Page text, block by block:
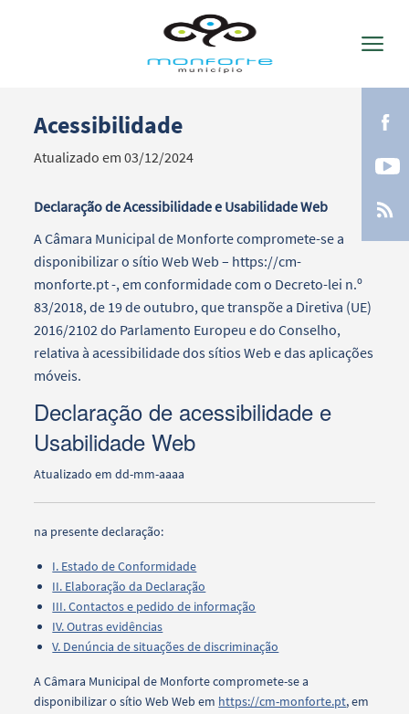
Termo de Pesquisa
Categorias gerais
Filtros
Acessibilidade
Atualizado em 03/12/2024
Declaração de Acessibilidade e Usabilidade Web
A Câmara Municipal de Monforte compromete-se a
disponibilizar o sítio Web Web – https://cm-
monforte.pt -, em conformidade com o Decreto-lei n.º
83/2018, de 19 de outubro, que transpõe a Diretiva (UE)
2016/2102 do Parlamento Europeu e do Conselho,
relativa à acessibilidade dos sítios Web e das aplicações
móveis.
Declaração de acessibilidade e
Usabilidade Web
Atualizado em dd-mm-aaaa
na presente declaração:
I. Estado de Conformidade
II. Elaboração da Declaração
III. Contactos e pedido de informação
IV. Outras evidências
V. Denúncia de situações de discriminação
A Câmara Municipal de Monforte compromete-se a
disponibilizar o sítio Web Web em https://cm-monforte.pt, em